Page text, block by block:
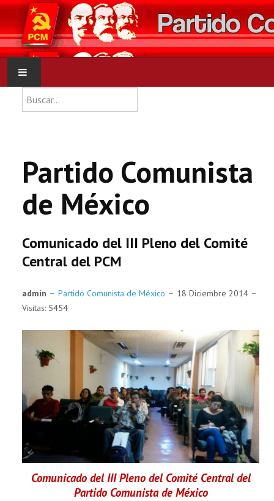
INICIO
NOTICIAS
DOCUMENTOS
Buscar
Partido Comunista
de México
Comunicado del III Pleno del Comité
Central del PCM
admin Partido Comunista de México
18 Diciembre 2014
Visitas: 5454
Comunicado del III Pleno del Comité Central del
Partido Comunista de México